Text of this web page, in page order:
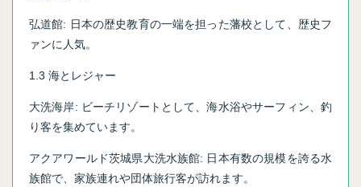
弘道館: 日本の歴史教育の一端を担った藩校として、歴史フ
ァンに人気。
1.3 海とレジャー
大洗海岸: ビーチリゾートとして、海水浴やサーフィン、釣
り客を集めています。
アクアワールド茨城県大洗水族館: 日本有数の規模を誇る水
族館で、家族連れや団体旅行客が訪れます。